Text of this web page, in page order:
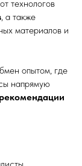
от технологов
, а также
материалов и
опытом, где
напрямую